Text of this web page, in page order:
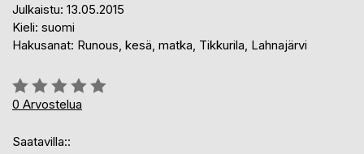
Julkaistu: 13.05.2015
Kieli: suomi
Hakusanat: Runous, kesä, matka, Tikkurila, Lahnajärvi
Arvostelu::
0%
0 Arvostelua
Saatavilla::